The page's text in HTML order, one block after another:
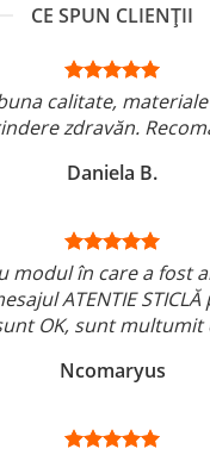
CE SPUN CLIENȚII
calitate,
zdravăn.
Daniela B.
modul în care a fost
ATENTIE
OK, sunt multumit
Ncomaryus